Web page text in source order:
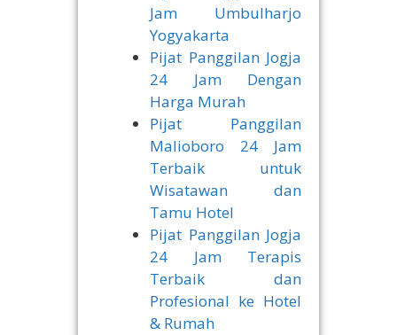
Jam Umbulharjo
Yogyakarta
Pijat Panggilan Jogja
24 Jam Dengan
Harga Murah
Pijat Panggilan
Malioboro 24 Jam
Terbaik untuk
Wisatawan dan
Tamu Hotel
Pijat Panggilan Jogja
24 Jam Terapis
Terbaik dan
Profesional ke Hotel
& Rumah